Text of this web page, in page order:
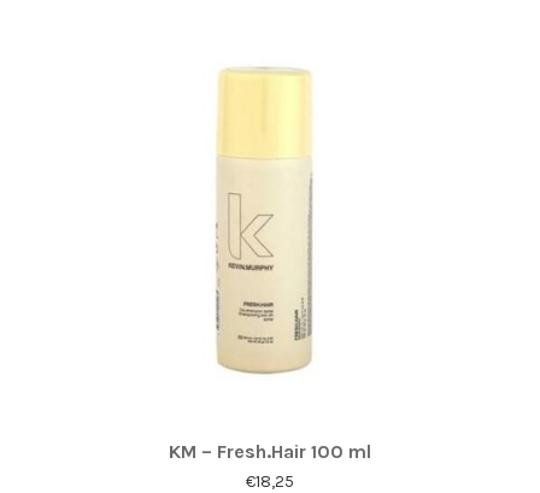
KM – Fresh.Hair 100 ml
€18,25